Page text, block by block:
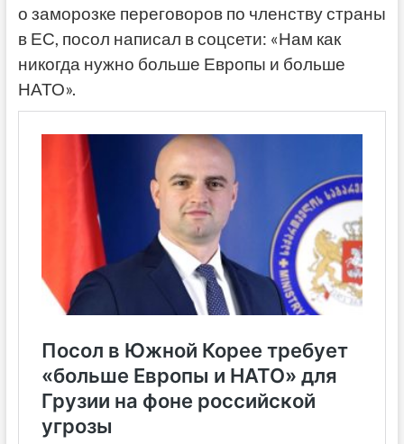
о заморозке переговоров по членству страны
в ЕС, посол написал в соцсети: «Нам как
никогда нужно больше Европы и больше
НАТО».